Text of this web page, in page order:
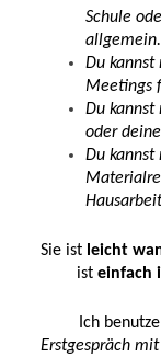
Schule
allgemein.
Du
Meetings
Du
oder
Du
Sie ist leicht
ist einfach
Ich
Erstgespräch